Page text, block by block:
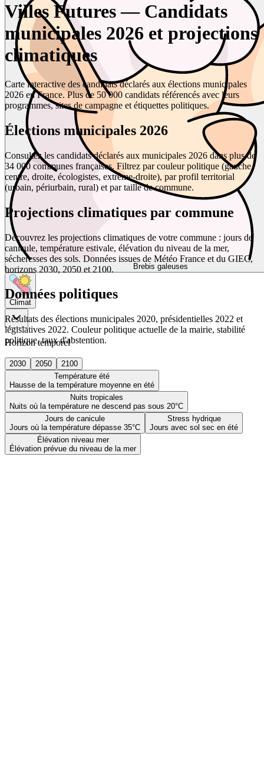
Brebis galeuses
Climat
Horizon temporel
2030 2050
2100
Température été
Hausse de la température moyenne en été
Nuits tropicales
Nuits où la température ne descend pas sous 20°C
Jours de canicule
Jours où la température dépasse 35°C
Stress hydrique
Jours avec sol sec en été
Élévation niveau mer
Élévation prévue du niveau de la mer
Villes Futures — Candidats
municipales 2026 et projections
climatiques
Carte interactive des candidats déclarés aux élections municipales
2026 en France. Plus de 50 000 candidats référencés avec leurs
programmes, sites de campagne et étiquettes politiques.
Élections municipales 2026
Consultez les candidats déclarés aux municipales 2026 dans plus de
34 000 communes françaises. Filtrez par couleur politique (gauche,
centre, droite, écologistes, extrême-droite), par profil territorial
(urbain, périurbain, rural) et par taille de commune.
Projections climatiques par commune
Découvrez les projections climatiques de votre commune : jours de
canicule, température estivale, élévation du niveau de la mer,
sécheresses des sols. Données issues de Météo France et du GIEC,
horizons 2030, 2050 et 2100.
Données politiques
Résultats des élections municipales 2020, présidentielles 2022 et
législatives 2022. Couleur politique actuelle de la mairie, stabilité
politique, taux d'abstention.